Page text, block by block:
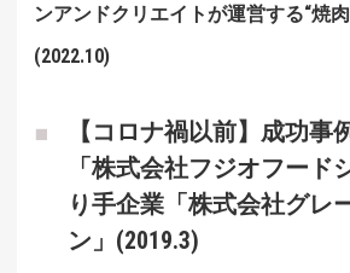
ンアンドクリエイトが運営する“焼肉
(2022.10)
【コロナ禍以前】成功事
「株式会社フジオフード
り手企業「株式会社グレ
ン」(2019.3)